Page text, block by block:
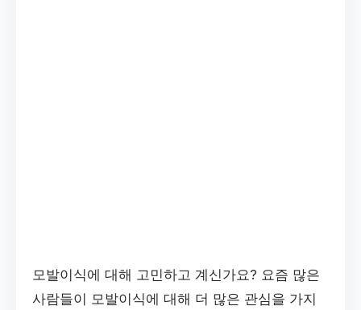
모발이식에 대해 고민하고 계신가요? 요즘 많은
사람들이 모발이식에 대해 더 많은 관심을 가지